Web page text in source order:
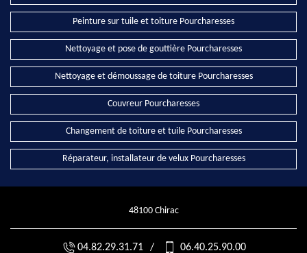
Peinture sur tuile et toiture Pourcharesses
Nettoyage et pose de gouttière Pourcharesses
Nettoyage et démoussage de toiture Pourcharesses
Couvreur Pourcharesses
Changement de toiture et tuile Pourcharesses
Réparateur, installateur de velux Pourcharesses
48100 Chirac
04.82.29.31.71 / 06.40.25.90.00